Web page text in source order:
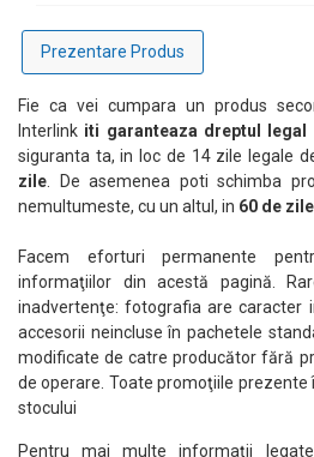
Prezentare Produs
Fie ca vei cumpara un produs
Interlink iti garanteaza dreptul legal
siguranta ta, in loc de 14 zile legale
zile . De asemenea poti schimba
nemultumeste, cu un altul, in 60 de zile
Facem eforturi permanente
informaţiilor din acestă pagină.
inadvertenţe: fotografia are caracter
accesorii neincluse în pachetele
modificate de catre producător fără
de operare. Toate promoţiile prezente
stocului
Pentru mai multe informații